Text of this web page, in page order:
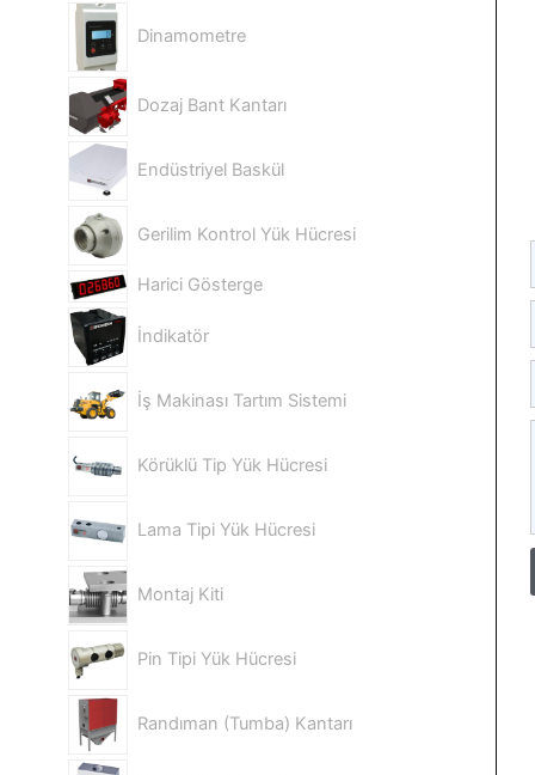
Dinamometre
Dozaj Bant Kantarı
Endüstriyel Baskül
Gerilim Kontrol Yük Hücresi
Harici Gösterge
İndikatör
İş Makinası Tartım Sistemi
Körüklü Tip Yük Hücresi
Lama Tipi Yük Hücresi
Montaj Kiti
Pin Tipi Yük Hücresi
Randıman (Tumba) Kantarı